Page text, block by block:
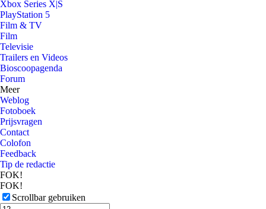
Xbox Series X|S
PlayStation 5
Film & TV
Film
Televisie
Trailers en Videos
Bioscoopagenda
Forum
Meer
Weblog
Fotoboek
Prijsvragen
Contact
Colofon
Feedback
Tip de redactie
FOK!
FOK!
Scrollbar gebruiken